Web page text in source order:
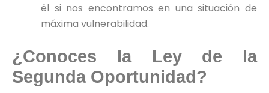
él si nos encontramos en una situación de
máxima vulnerabilidad.
¿Conoces la Ley de la
Segunda Oportunidad?